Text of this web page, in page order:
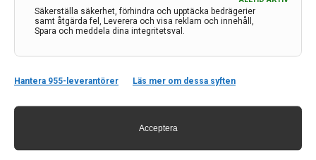
Säkerställa säkerhet, förhindra och upptäcka bedrägerier
samt åtgärda fel, Leverera och visa reklam och innehåll,
Spara och meddela dina integritetsval.
Hantera 955-leverantörer Läs mer om dessa syften
Acceptera
Kontakt
113 68 Stockholm
nis@pharma-industry.se
Länkar